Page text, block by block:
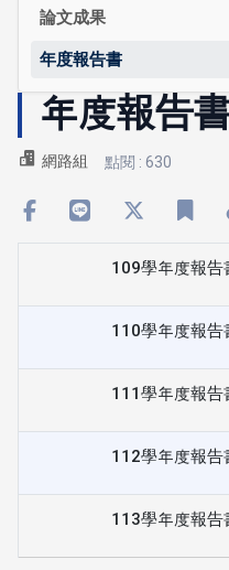
論文成果
年度報告書
年度報告
網路組 點閱 : 630
109學年度報告
110學年度報告
111學年度報告
112學年度報告
113學年度報告